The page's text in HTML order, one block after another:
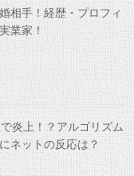
相手！経歴・プロフィ
業家！
炎上！？アルゴリズム
ネットの反応は？